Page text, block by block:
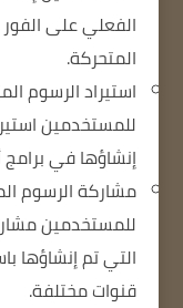
الفعلي على الفور
المتحركة.
استيراد الرسوم
للمستخدمين
إنشاؤها في برامج
مشاركة الرسوم
للمستخدمين
التي تم إنشاؤها
قنوات مختلفة.